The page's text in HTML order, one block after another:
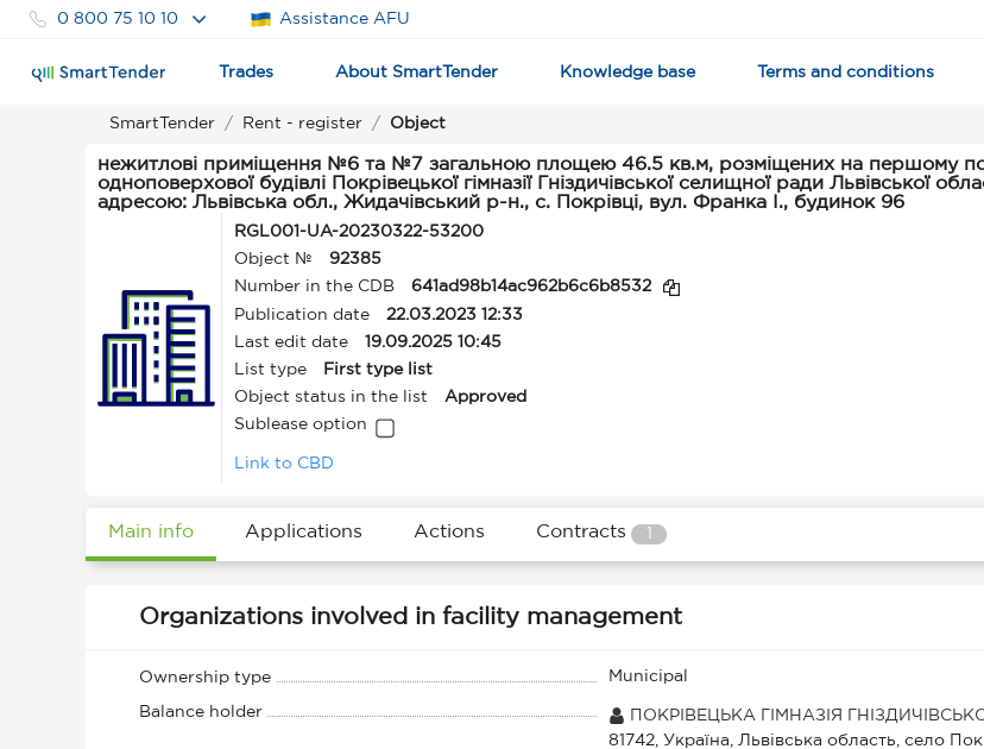
0 800 75 10 10 Assistance AFU
Trades About SmartTender Knowledge base Terms and conditions
SmartTender Rent - register Object
нежитлові приміщення №6 та №7 загальною площею 46.5 кв.м, розміщених на першому
одноповерхової будівлі Покрівецької гімназії Гніздичівської селищної ради Львівської
адресою: Львівська обл., Жидачівський р-н., с. Покрівці, вул. Франка І., будинок 96
RGL001-UA-20230322-53200
Object №
92385
Number in the CDB
641ad98b14ac962b6c6b8532
Publication date
22.03.2023 12:33
Last edit date
19.09.2025 10:45
List type
First type list
Object status in the list
Approved
Sublease option
Link to CBD
Main info Applications Actions Contracts 1
Organizations involved in facility management
Ownership type Municipal
Balance holder
ПОКРІВЕЦЬКА ГІМНАЗІЯ
81742, Україна, Львівська область, село